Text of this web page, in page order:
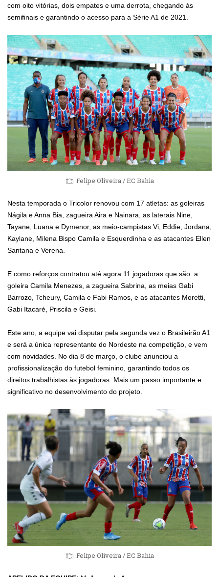
com oito vitórias, dois empates e uma derrota, chegando às
semifinais e garantindo o acesso para a Série A1 de 2021.
Felipe Oliveira / EC Bahia
Nesta temporada o Tricolor renovou com 17 atletas: as goleiras
Nágila e Anna Bia, zagueira Aira e Nainara, as laterais Nine,
Tayane, Luana e Dymenor, as meio-campistas Vi, Eddie, Jordana,
Kaylane, Milena Bispo Camila e Esquerdinha e as atacantes Ellen
Santana e Verena.
E como reforços contratou até agora 11 jogadoras que são: a
goleira Camila Menezes, a zagueira Sabrina, as meias Gabi
Barrozo, Tcheury, Camila e Fabi Ramos, e as atacantes Moretti,
Gabi Itacaré, Priscila e Geisi.
Este ano, a equipe vai disputar pela segunda vez o Brasileirão A1
e será a única representante do Nordeste na competição, e vem
com novidades. No dia 8 de março, o clube anunciou a
profissionalização do futebol feminino, garantindo todos os
direitos trabalhistas às jogadoras. Mais um passo importante e
significativo no desenvolvimento do projeto.
Felipe Oliveira / EC Bahia